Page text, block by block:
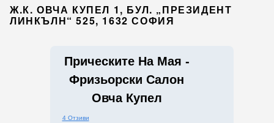
Ж.К. ОВЧА КУПЕЛ 1, БУЛ. „ПРЕЗИДЕНТ
ЛИНКЪЛН“ 525, 1632 СОФИЯ
Прическите На Мая -
Фризьорски Салон
Овча Купел
4 Отзиви